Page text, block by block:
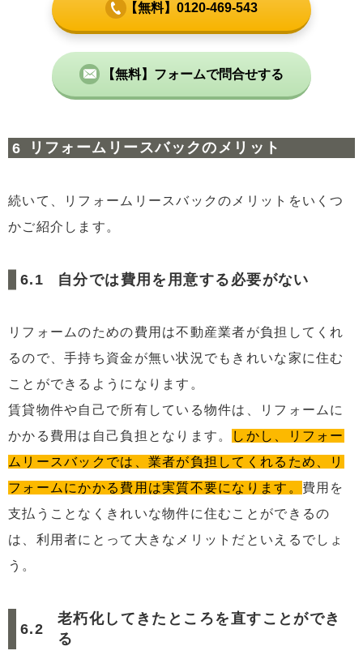
【無料】0120-469-543
【無料】フォームで問合せする
リフォームリースバックのメリット
続いて、リフォームリースバックのメリットをいくつ
かご紹介します。
自分では費用を用意する必要がない
リフォームのための費用は不動産業者が負担してくれ
るので、手持ち資金が無い状況でもきれいな家に住む
ことができるようになります。
賃貸物件や自己で所有している物件は、リフォームに
かかる費用は自己負担となります。
しかし、リフォー
ムリースバックでは、業者が負担してくれるため、リ
フォームにかかる費用は実質不要になります。 費用を
支払うことなくきれいな物件に住むことができるの
は、利用者にとって大きなメリットだといえるでしょ
う。
老朽化してきたところを直すことができ
る